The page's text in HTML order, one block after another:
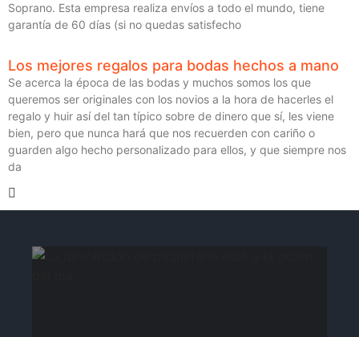
Soprano. Esta empresa realiza envíos a todo el mundo, tiene
garantía de 60 días (si no quedas satisfecho
Los mejores regalos para bodas hechos a mano
Se acerca la época de las bodas y muchos somos los que
queremos ser originales con los novios a la hora de hacerles el
regalo y huir así del tan típico sobre de dinero que sí, les viene
bien, pero que nunca hará que nos recuerden con cariño o
guarden algo hecho personalizado para ellos, y que siempre nos
da